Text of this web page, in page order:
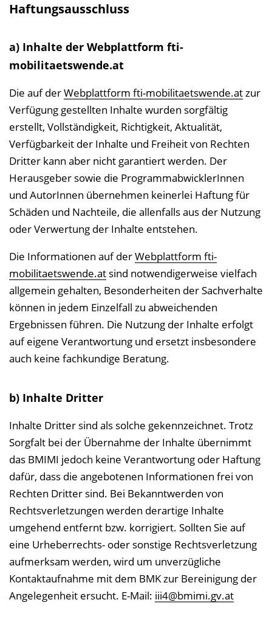
Haftungsausschluss
a) Inhalte der Webplattform fti-
mobilitaetswende.at
Die auf derWebplattform fti-mobilitaetswende.atzur
Verfügung gestellten Inhalte wurden sorgfältig
erstellt, Vollständigkeit, Richtigkeit, Aktualität,
Verfügbarkeit der Inhalte und Freiheit von Rechten
Dritter kann aber nicht garantiert werden. Der
Herausgeber sowie die ProgrammabwicklerInnen
und AutorInnen übernehmen keinerlei Haftung für
Schäden und Nachteile, die allenfalls aus der Nutzung
oder Verwertung der Inhalte entstehen.
Die Informationen auf derWebplattform fti-
mobilitaetswende.at sind notwendigerweise vielfach
allgemein gehalten, Besonderheiten der Sachverhalte
können in jedem Einzelfall zu abweichenden
Ergebnissen führen. Die Nutzung der Inhalte erfolgt
auf eigene Verantwortung und ersetzt insbesondere
auch keine fachkundige Beratung.
b) Inhalte Dritter
Inhalte Dritter sind als solche gekennzeichnet. Trotz
Sorgfalt bei der Übernahme der Inhalte übernimmt
das BMIMI jedoch keine Verantwortung oder Haftung
dafür, dass die angebotenen Informationen frei von
Rechten Dritter sind. Bei Bekanntwerden von
Rechtsverletzungen werden derartige Inhalte
umgehend entfernt bzw. korrigiert. Sollten Sie auf
eine Urheberrechts- oder sonstige Rechtsverletzung
aufmerksam werden, wird um unverzügliche
Kontaktaufnahme mit dem BMK zur Bereinigung der
Angelegenheit ersucht. E-Mail: iii4@bmimi.gv.at